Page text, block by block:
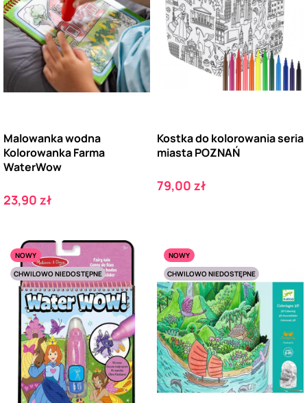
Malowanka wodna
Kolorowanka Farma
WaterWow
Cena
23,90 zł
Kostka do kolorowania seria
miasta POZNAŃ
Cena
79,00 zł
NOWY
CHWILOWO NIEDOSTĘPNE
NOWY
CHWILOWO NIEDOSTĘPNE